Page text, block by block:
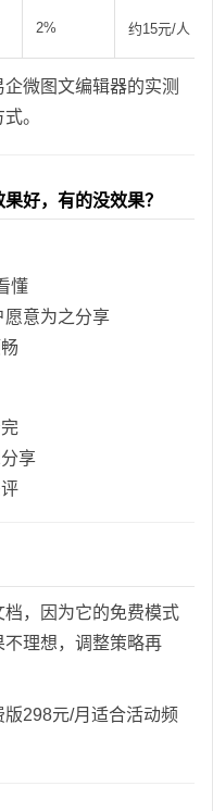
2% 约15元/人
微图文编辑器的实测
。
好，有的没效果？
懂
愿意为之分享
享
，因为它的免费模式
不理想，调整策略再
298元/月适合活动频